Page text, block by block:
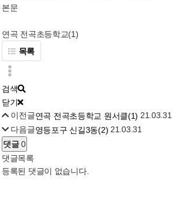
본문
연곡 전곡초등학교(1)
목록
검색
닫기
이전글연곡 전곡초등학교 원서클(1) 21.03.31
다음글영등포구 신길3동(2) 21.03.31
댓글0
댓글목록
등록된 댓글이 없습니다.